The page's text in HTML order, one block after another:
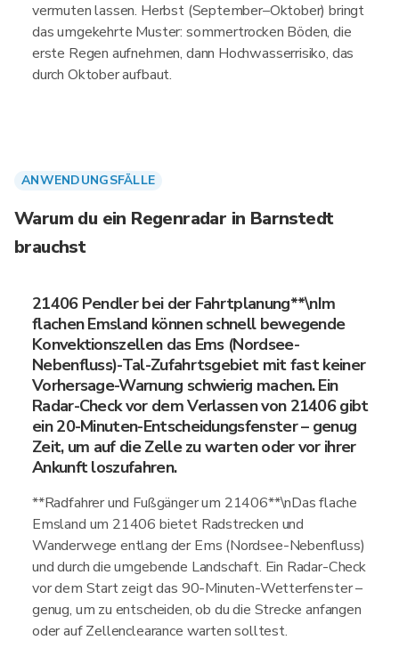
vermuten lassen. Herbst (September–Oktober) bringt
das umgekehrte Muster: sommertrocken Böden, die
erste Regen aufnehmen, dann Hochwasserrisiko, das
durch Oktober aufbaut.
ANWENDUNGSFÄLLE
Warum du ein Regenradar in Barnstedt
brauchst
21406 Pendler bei der Fahrtplanung**\nIm
flachen Emsland können schnell bewegende
Konvektionszellen das Ems (Nordsee-
Nebenfluss)-Tal-Zufahrtsgebiet mit fast keiner
Vorhersage-Warnung schwierig machen. Ein
Radar-Check vor dem Verlassen von 21406 gibt
ein 20-Minuten-Entscheidungsfenster – genug
Zeit, um auf die Zelle zu warten oder vor ihrer
Ankunft loszufahren.
**Radfahrer und Fußgänger um 21406**\nDas flache
Emsland um 21406 bietet Radstrecken und
Wanderwege entlang der Ems (Nordsee-Nebenfluss)
und durch die umgebende Landschaft. Ein Radar-Check
vor dem Start zeigt das 90-Minuten-Wetterfenster –
genug, um zu entscheiden, ob du die Strecke anfangen
oder auf Zellenclearance warten solltest.